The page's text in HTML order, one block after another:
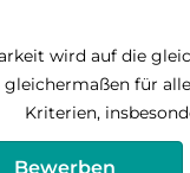
wird auf die
für
Kriterien,
Bewerben